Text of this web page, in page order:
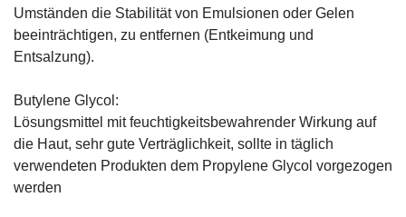
Umständen die Stabilität von Emulsionen oder Gelen
beeinträchtigen, zu entfernen (Entkeimung und
Entsalzung).
Butylene Glycol:
Lösungsmittel mit feuchtigkeitsbewahrender Wirkung auf
die Haut, sehr gute Verträglichkeit, sollte in täglich
verwendeten Produkten dem Propylene Glycol vorgezogen
werden